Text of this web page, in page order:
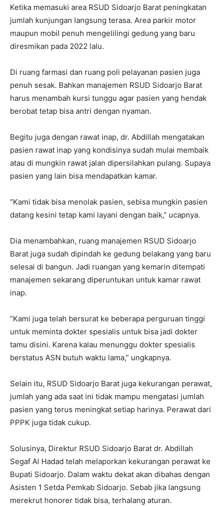
Ketika memasuki area RSUD Sidoarjo Barat peningkatan
jumlah kunjungan langsung terasa. Area parkir motor
maupun mobil penuh mengelilingi gedung yang baru
diresmikan pada 2022 lalu.
Di ruang farmasi dan ruang poli pelayanan pasien juga
penuh sesak. Bahkan manajemen RSUD Sidoarjo Barat
harus menambah kursi tunggu agar pasien yang hendak
berobat tetap bisa antri dengan nyaman.
Begitu juga dengan rawat inap, dr. Abdillah mengatakan
pasien rawat inap yang kondisinya sudah mulai membaik
atau di mungkin rawat jalan dipersilahkan pulang. Supaya
pasien yang lain bisa mendapatkan kamar.
“Kami tidak bisa menolak pasien, sebisa mungkin pasien
datang kesini tetap kami layani dengan baik,” ucapnya.
Dia menambahkan, ruang manajemen RSUD Sidoarjo
Barat juga sudah dipindah ke gedung belakang yang baru
selesai di bangun. Jadi ruangan yang kemarin ditempati
manajemen sekarang diperuntukan untuk kamar rawat
inap.
“Kami juga telah bersurat ke beberapa perguruan tinggi
untuk meminta dokter spesialis untuk bisa jadi dokter
tamu disini. Karena kalau menunggu dokter spesialis
berstatus ASN butuh waktu lama,” ungkapnya.
Selain itu, RSUD Sidoarjo Barat juga kekurangan perawat,
jumlah yang ada saat ini tidak mampu mengatasi jumlah
pasien yang terus meningkat setiap harinya. Perawat dari
PPPK juga tidak cukup.
Solusinya, Direktur RSUD Sidoarjo Barat dr. Abdillah
Segaf Al Hadad telah melaporkan kekurangan perawat ke
Bupati Sidoarjo. Dalam waktu dekat akan dibahas dengan
Asisten 1 Setda Pemkab Sidoarjo. Sebab jika langsung
merekrut honorer tidak bisa, terhalang aturan.